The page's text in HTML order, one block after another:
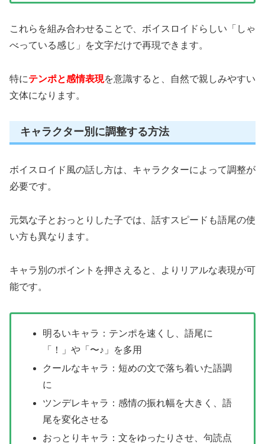
これらを組み合わせることで、ボイスロイドらしい「しゃ
べっている感じ」を文字だけで再現できます。
特にテンポと感情表現を意識すると、自然で親しみやすい
文体になります。
キャラクター別に調整する方法
ボイスロイド風の話し方は、キャラクターによって調整が
必要です。
元気な子とおっとりした子では、話すスピードも語尾の使
い方も異なります。
キャラ別のポイントを押さえると、よりリアルな表現が可
能です。
明るいキャラ：テンポを速くし、語尾に
「！」や「〜♪」を多用
クールなキャラ：短めの文で落ち着いた語調
に
ツンデレキャラ：感情の振れ幅を大きく、語
尾を変化させる
おっとりキャラ：文をゆったりさせ、句読点